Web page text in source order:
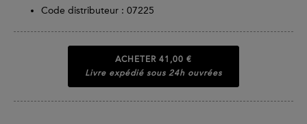
Code distributeur : 07225
ACHETER 41,00 €
Livre expédié sous 24h ouvrées